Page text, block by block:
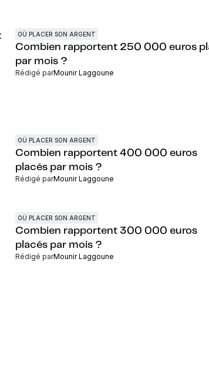
OÙ PLACER SON ARGENT
Combien rapportent 250 000 euros
par mois ?
Rédigé parMounir Laggoune
OÙ PLACER SON ARGENT
Combien rapportent 400 000 euros
placés par mois ?
Rédigé parMounir Laggoune
OÙ PLACER SON ARGENT
Combien rapportent 300 000 euros
placés par mois ?
Rédigé parMounir Laggoune